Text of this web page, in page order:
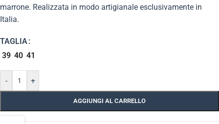
marrone. Realizzata in modo artigianale esclusivamente in
Italia.
TAGLIA
39 40 41
- +
AGGIUNGI AL CARRELLO